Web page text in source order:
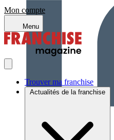
Mon compte
Menu
Trouver ma franchise
Actualités de la franchise